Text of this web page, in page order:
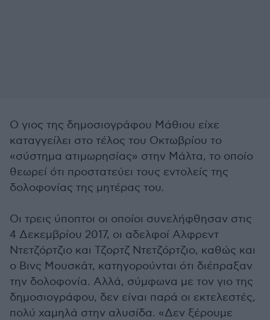
Ο γιος της δημοσιογράφου Μάθιου είχε
καταγγείλει στο τέλος του Οκτωβρίου το
«σύστημα ατιμωρησίας» στην Μάλτα, το οποίο
θεωρεί ότι προστατεύει τους εντολείς της
δολοφονίας της μητέρας του.
Οι τρεις ύποπτοι οι οποίοι συνελήφθησαν στις
4 Δεκεμβρίου 2017, οι αδελφοί Αλφρεντ
Ντετζόρτζιο και Τζορτζ Ντετζόρτζιο, καθώς και
ο Βινς Μουσκάτ, κατηγορούνται ότι διέπραξαν
την δολοφονία. Αλλά, σύμφωνα με τον γιο της
δημοσιογράφου, δεν είναι παρά οι εκτελεστές,
πολύ χαμηλά στην αλυσίδα. «Δεν ξέρουμε